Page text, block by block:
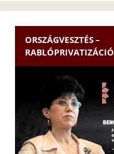
ORSZÁGVESZTÉS –
RABLÓPRIVATIZÁCIÓ